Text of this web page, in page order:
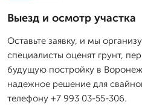
Выезд и осмотр участка
Оставьте заявку, и мы
специалисты оценят грунт,
будущую постройку в
надежное решение для
телефону +7 993 03-55-306.